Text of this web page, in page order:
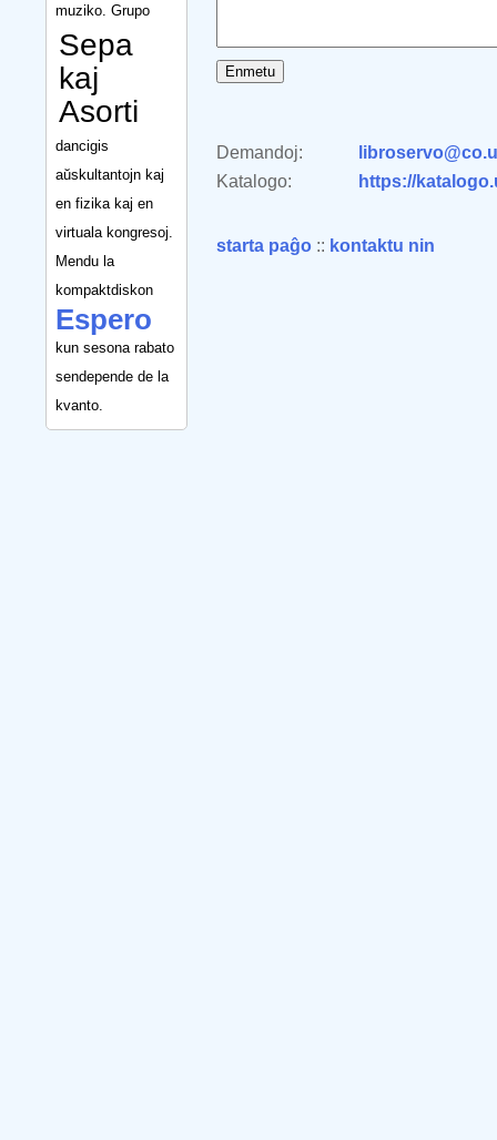
muziko. Grupo
Sepa
kaj
Asorti
dancigis
aŭskultantojn kaj
en fizika kaj en
virtuala kongresoj.
Mendu la
kompaktdiskon
Espero
kun sesona rabato
sendepende de la
kvanto.
Demandoj:
Katalogo:
https://
starta paĝo :: kontaktu nin